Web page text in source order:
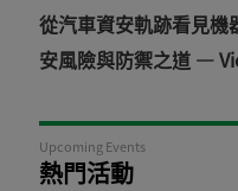
從汽車資安軌跡看見機
安風險與防禦之道 —
Upcoming Events
熱門活動